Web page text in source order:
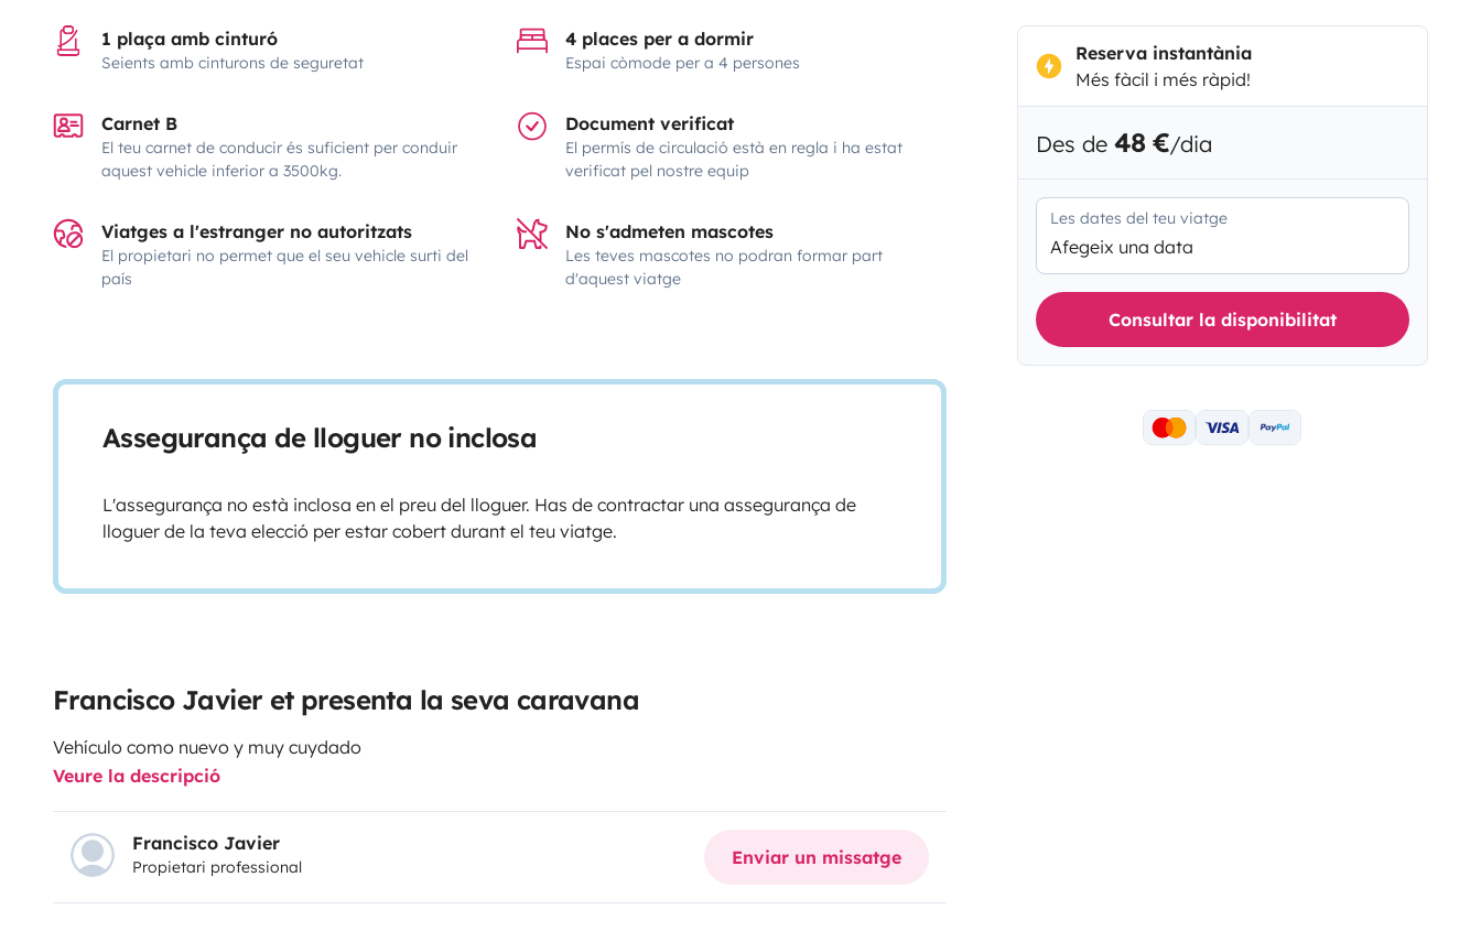
1 plaça amb cinturó
Seients amb cinturons de seguretat
4 places per a dormir
Espai còmode per a 4 persones
Carnet B
El teu carnet de conducir és suficient per conduir
aquest vehicle inferior a 3500kg.
Document verificat
El permís de circulació està en regla i ha estat
verificat pel nostre equip
Viatges a l'estranger no autoritzats
El propietari no permet que el seu vehicle surti del
país
No s'admeten mascotes
Les teves mascotes no podran formar part
d'aquest viatge
Assegurança de lloguer no inclosa
L'assegurança no està inclosa en el preu del lloguer. Has de contractar una assegurança de
lloguer de la teva elecció per estar cobert durant el teu viatge.
Francisco Javier et presenta la seva caravana
Vehículo como nuevo y muy cuydado
Veure la descripció
Francisco Javier
Propietari professional Enviar un missatge
Reserva instantània
Més fàcil i més ràpid!
Des de 48 €/dia
Les dates del teu viatge
Afegeix una data
Consultar la disponibilitat